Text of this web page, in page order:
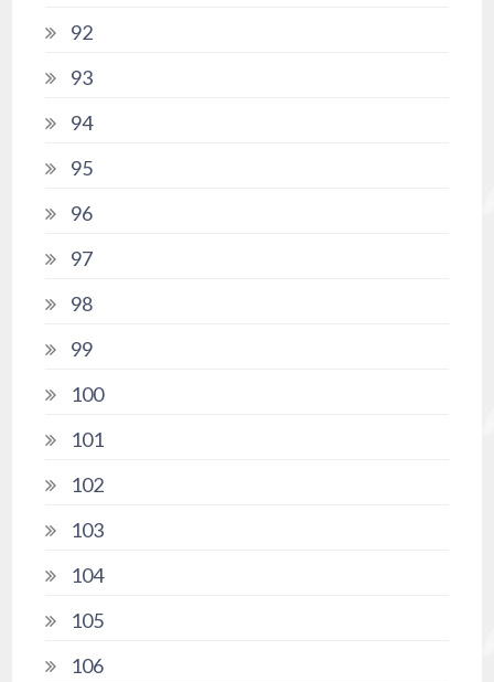
92
93
94
95
96
97
98
99
100
101
102
103
104
105
106